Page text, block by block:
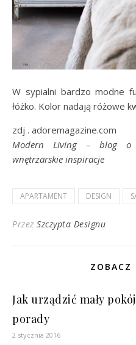
W sypialni bardzo modne
łóżko. Kolor nadają różowe
zdj . adoremagazine.com
Modern Living – blog o
wnętrzarskie inspiracje
APARTAMENT DESIGN
Przez Szczypta Designu
ZOBACZ
Jak urządzić mały
porady
2 stycznia 2016